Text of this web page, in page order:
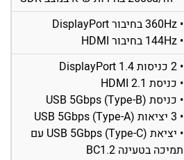
• 360Hz בחיבור DisplayPort
• 144Hz בחיבור HDMI
• 2 כניסות DisplayPort 1.4
• כניסת HDMI 2.1
• כניסת USB 5Gbps (Type-B)
• 3 יציאות USB 5Gbps (Type-A)
• יציאת USB 5Gbps (Type-C) עם
תמיכה בטעינה BC1.2